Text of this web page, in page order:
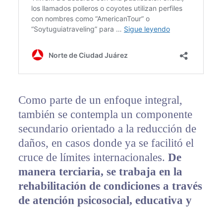
Como parte de un enfoque integral,
también se contempla un componente
secundario orientado a la reducción de
daños, en casos donde ya se facilitó el
cruce de límites internacionales. De
manera terciaria, se trabaja en la
rehabilitación de condiciones a través
de atención psicosocial, educativa y